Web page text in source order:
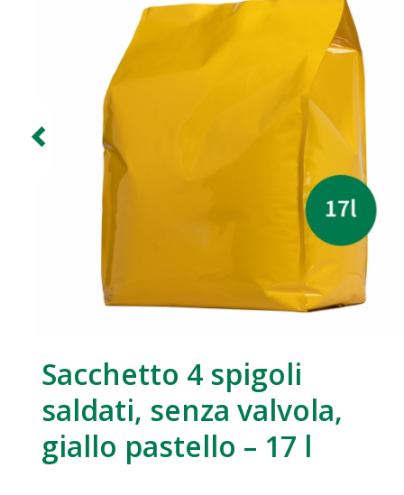
Sacchetto 4 spigoli
saldati, senza valvola,
giallo pastello – 17 l